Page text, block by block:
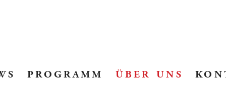
programm über uns